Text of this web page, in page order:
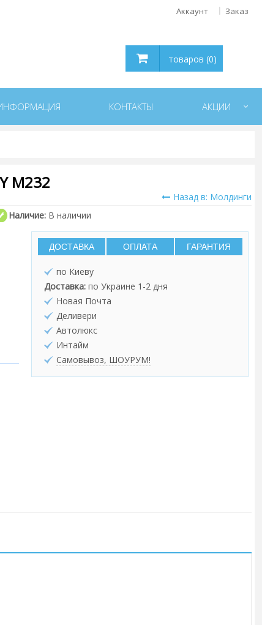
Аккаунт Заказ
товаров (0)
КОНТАКТЫ АКЦИИ
M232
Назад в: Молдинги
Наличие: В наличии
ДОСТАВКА ОПЛАТА ГАРАНТИЯ
по Киеву
Доставка: по Украине 1-2 дня
Новая Почта
Деливери
Автолюкс
Интайм
Самовывоз, ШОУРУМ!